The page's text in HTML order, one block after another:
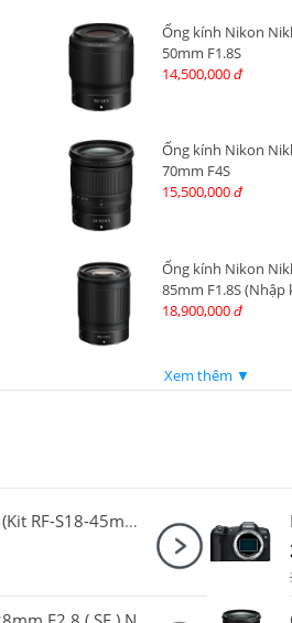
Ống kính Nikon
50mm F1.8S
14,500,000 đ
Ống kính Nikon
70mm F4S
15,500,000 đ
Ống kính Nikon
85mm F1.8S (Nhập
18,900,000 đ
Xem thêm ▼
Máy ảnh Canon EOS R100 (Kit RF-S18-45mm F4.5-6.3 IS STM)